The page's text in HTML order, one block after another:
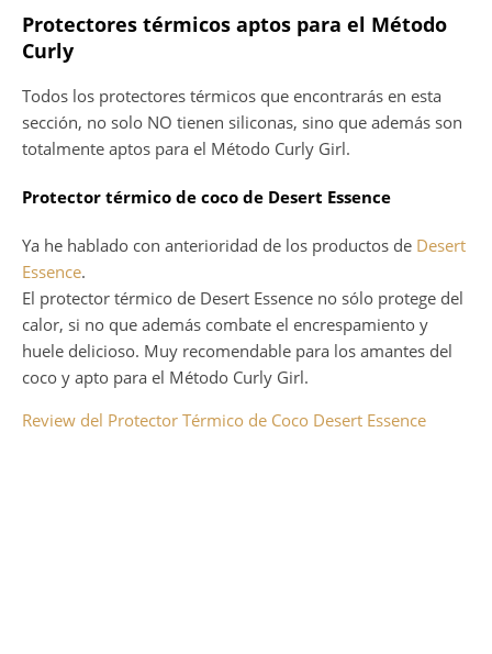
Protectores térmicos aptos para el Método
Curly
Todos los protectores térmicos que encontrarás en esta
sección, no solo NO tienen siliconas, sino que además son
totalmente aptos para el Método Curly Girl.
Protector térmico de coco de Desert Essence
Ya he hablado con anterioridad de los productos de Desert
Essence.
El protector térmico de Desert Essence no sólo protege del
calor, si no que además combate el encrespamiento y
huele delicioso. Muy recomendable para los amantes del
coco y apto para el Método Curly Girl.
Review del Protector Térmico de Coco Desert Essence